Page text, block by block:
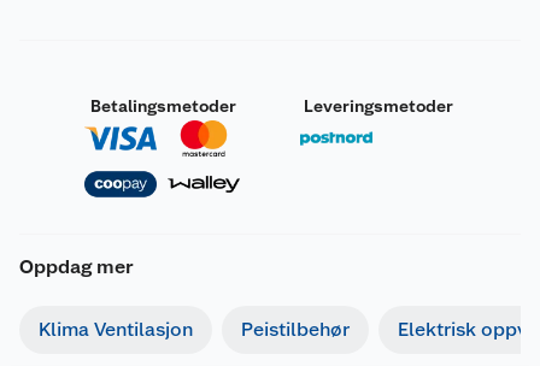
Betalingsmetoder Leveringsmetoder
Oppdag mer
Klima Ventilasjon Peistilbehør Elektrisk